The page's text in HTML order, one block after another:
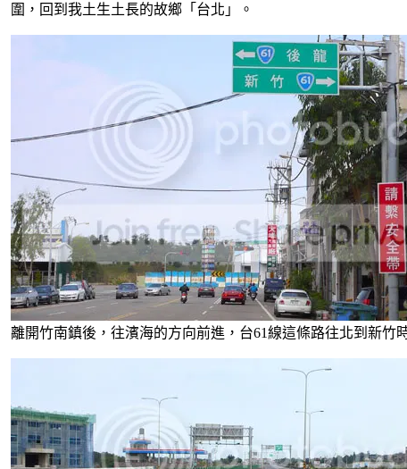
圍，回到我土生土長的故鄉「台北」。
離開竹南鎮後，往濱海的方向前進，台61線這條路往北到新竹